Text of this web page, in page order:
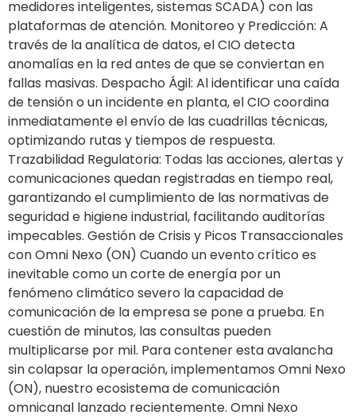
medidores inteligentes, sistemas SCADA) con las
plataformas de atención. Monitoreo y Predicción: A
través de la analítica de datos, el CIO detecta
anomalías en la red antes de que se conviertan en
fallas masivas. Despacho Ágil: Al identificar una caída
de tensión o un incidente en planta, el CIO coordina
inmediatamente el envío de las cuadrillas técnicas,
optimizando rutas y tiempos de respuesta.
Trazabilidad Regulatoria: Todas las acciones, alertas y
comunicaciones quedan registradas en tiempo real,
garantizando el cumplimiento de las normativas de
seguridad e higiene industrial, facilitando auditorías
impecables. Gestión de Crisis y Picos Transaccionales
con Omni Nexo (ON) Cuando un evento crítico es
inevitable como un corte de energía por un
fenómeno climático severo la capacidad de
comunicación de la empresa se pone a prueba. En
cuestión de minutos, las consultas pueden
multiplicarse por mil. Para contener esta avalancha
sin colapsar la operación, implementamos Omni Nexo
(ON), nuestro ecosistema de comunicación
omnicanal lanzado recientemente. Omni Nexo